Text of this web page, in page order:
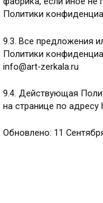
Политики
9.3. Все предложения
Политики
info@art-zerkala.ru
9.4. Действующая
на странице по
Обновлено: 11